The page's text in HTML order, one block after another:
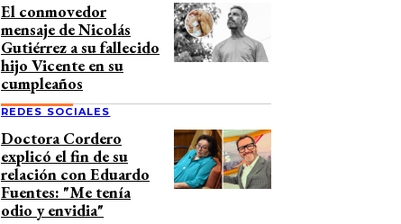
El conmovedor
mensaje de Nicolás
Gutiérrez a su fallecido
hijo Vicente en su
cumpleaños
REDES SOCIALES
Doctora Cordero
explicó el fin de su
relación con Eduardo
Fuentes: "Me tenía
odio y envidia"